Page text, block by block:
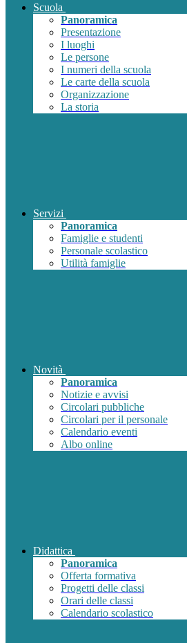
Scuola
Panoramica
Presentazione
I luoghi
Le persone
I numeri della scuola
Le carte della scuola
Organizzazione
La storia
Servizi
Panoramica
Famiglie e studenti
Personale scolastico
Utilità famiglie
Novità
Panoramica
Notizie e avvisi
Circolari pubbliche
Circolari per il personale
Calendario eventi
Albo online
Didattica
Panoramica
Offerta formativa
Progetti delle classi
Orari delle classi
Calendario scolastico